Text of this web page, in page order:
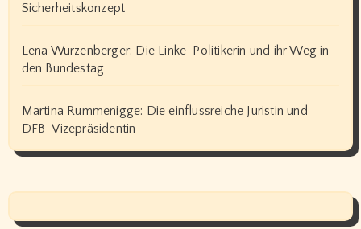
Sicherheitskonzept
Lena Wurzenberger: Die Linke-Politikerin und ihr Weg in
den Bundestag
Martina Rummenigge: Die einflussreiche Juristin und
DFB-Vizepräsidentin